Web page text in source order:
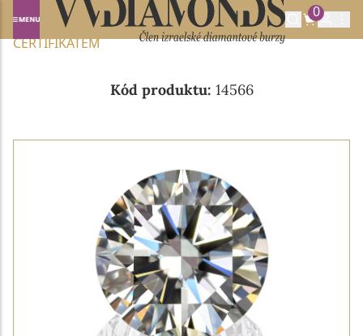
0
Domů NABÍDKA DIAMANTŮ
0.43CT E/VVS1 S GIA
CERTIFIKÁTEM
Kód produktu: 14566